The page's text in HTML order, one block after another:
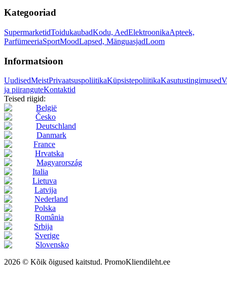
Kategooriad
SupermarketidToidukaubadKodu, AedElektroonikaApteek,
ParfümeeriaSportMoodLapsed, MänguasjadLoom
Informatsioon
UudisedMeistPrivaatsuspoliitikaKüpsistepoliitikaKasutustingimused
ja piiranguteKontaktid
Teised riigid:
België
Česko
Deutschland
Danmark
France
Hrvatska
Magyarország
Italia
Lietuva
Latvija
Nederland
Polska
România
Srbija
Sverige
Slovensko
2026 © Kõik õigused kaitstud. PromoKliendileht.ee